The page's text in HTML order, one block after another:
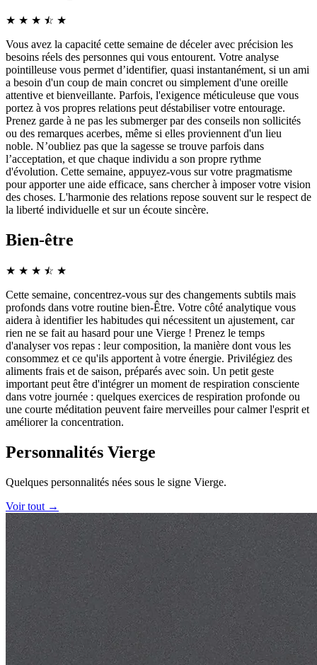
★ ★ ★ ☆
★ ★
Vous avez la capacité cette semaine de déceler avec précision les
besoins réels des personnes qui vous entourent. Votre analyse
pointilleuse vous permet d’identifier, quasi instantanément, si un ami
a besoin d'un coup de main concret ou simplement d'une oreille
attentive et bienveillante. Parfois, l'exigence méticuleuse que vous
portez à vos propres relations peut déstabiliser votre entourage.
Prenez garde à ne pas les submerger par des conseils non sollicités
ou des remarques acerbes, même si elles proviennent d'un lieu
noble. N’oubliez pas que la sagesse se trouve parfois dans
l’acceptation, et que chaque individu a son propre rythme
d'évolution. Cette semaine, appuyez-vous sur votre pragmatisme
pour apporter une aide efficace, sans chercher à imposer votre vision
des choses. L'harmonie des relations repose souvent sur le respect de
la liberté individuelle et sur un écoute sincère.
Bien-être
★ ★ ★ ☆
★ ★
Cette semaine, concentrez-vous sur des changements subtils mais
profonds dans votre routine bien-Être. Votre côté analytique vous
aidera à identifier les habitudes qui nécessitent un ajustement, car
rien ne se fait au hasard pour une Vierge ! Prenez le temps
d'analyser vos repas : leur composition, la manière dont vous les
consommez et ce qu'ils apportent à votre énergie. Privilégiez des
aliments frais et de saison, préparés avec soin. Un petit geste
important peut être d'intégrer un moment de respiration consciente
dans votre journée : quelques exercices de respiration profonde ou
une courte méditation peuvent faire merveilles pour calmer l'esprit et
améliorer la concentration.
Personnalités Vierge
Quelques personnalités nées sous le signe Vierge.
Voir tout →